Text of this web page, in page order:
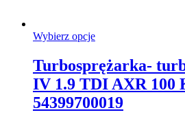
Wybierz opcjeTen
wiele
wariantów.
Opcje
można
Turbosprężarka-
IV 1.9 TDI AXR 100
54399700019